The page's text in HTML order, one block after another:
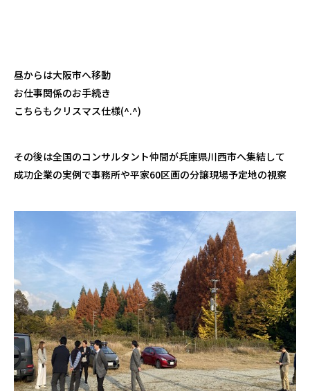
昼からは大阪市へ移動
お仕事関係のお手続き
こちらもクリスマス仕様(^.^)
その後は全国のコンサルタント仲間が兵庫県川西市へ集結して
成功企業の実例で事務所や平家60区画の分譲現場予定地の視察